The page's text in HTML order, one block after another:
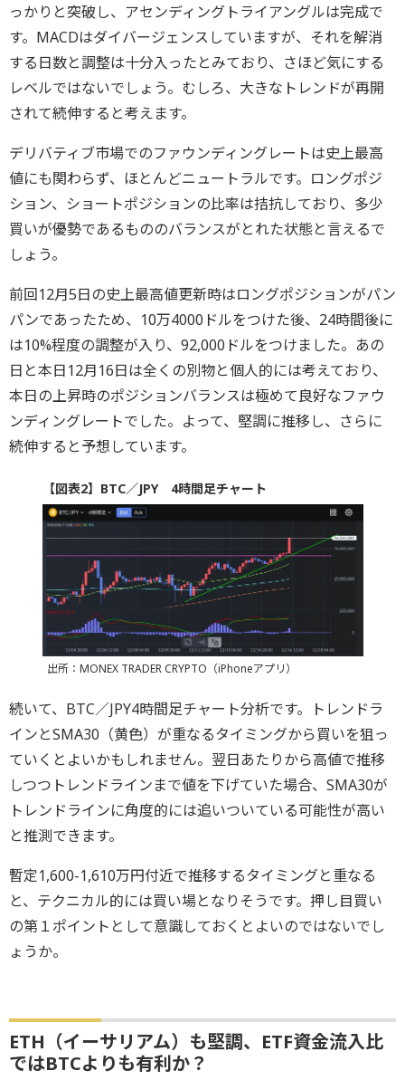
っかりと突破し、アセンディングトライアングルは完成で
す。MACDはダイバージェンスしていますが、それを解消
する日数と調整は十分入ったとみており、さほど気にする
レベルではないでしょう。むしろ、大きなトレンドが再開
されて続伸すると考えます。
デリバティブ市場でのファウンディングレートは史上最高
値にも関わらず、ほとんどニュートラルです。ロングポジ
ション、ショートポジションの比率は拮抗しており、多少
買いが優勢であるもののバランスがとれた状態と言えるで
しょう。
前回12月5日の史上最高値更新時はロングポジションがパン
パンであったため、10万4000ドルをつけた後、24時間後に
は10%程度の調整が入り、92,000ドルをつけました。あの
日と本日12月16日は全くの別物と個人的には考えており、
本日の上昇時のポジションバランスは極めて良好なファウ
ンディングレートでした。よって、堅調に推移し、さらに
続伸すると予想しています。
【図表2】BTC／JPY 4時間足チャート
出所：MONEX TRADER CRYPTO（iPhoneアプリ）
続いて、BTC／JPY4時間足チャート分析です。トレンドラ
インとSMA30（黄色）が重なるタイミングから買いを狙っ
ていくとよいかもしれません。翌日あたりから高値で推移
しつつトレンドラインまで値を下げていた場合、SMA30が
トレンドラインに角度的には追いついている可能性が高い
と推測できます。
暫定1,600-1,610万円付近で推移するタイミングと重なる
と、テクニカル的には買い場となりそうです。押し目買い
の第１ポイントとして意識しておくとよいのではないでし
ょうか。
ETH（イーサリアム）も堅調、ETF資金流入比
ではBTCよりも有利か？